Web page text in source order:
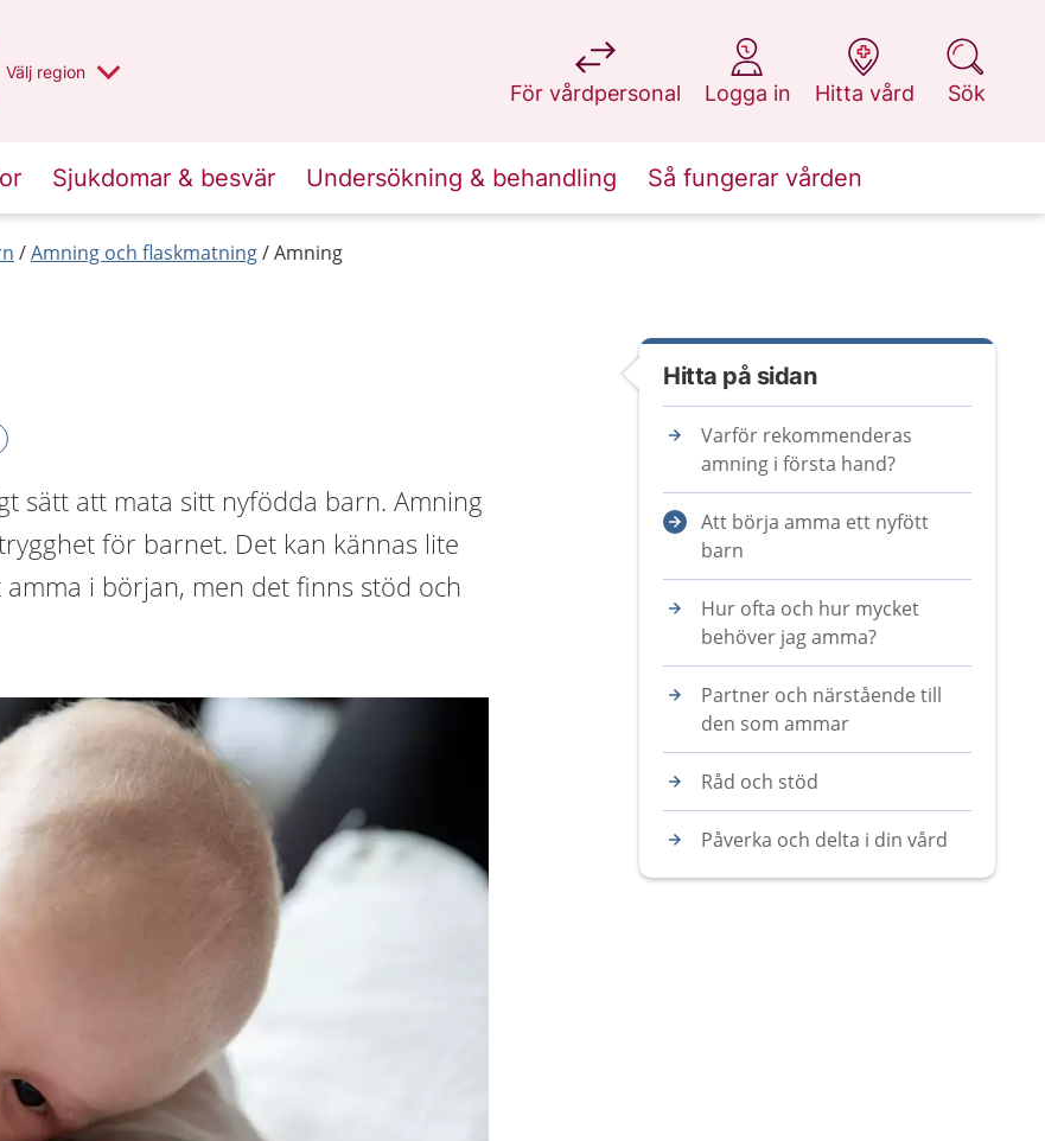
Du har valt region
Välj en annan
region
För vårdpersonal
på 1177.se
Logga in
på 1177.se
Hitta vård
på 1177.se
Sök
på 1177.se
Sjukdomar & besvär Undersökning & behandling Så fungerar vården
Amning och flaskmatning Amning
sätt att mata sitt nyfödda barn. Amning
för barnet. Det kan kännas lite
i början, men det finns stöd och
Hitta på sidan
Varför rekommenderas
amning i första hand?
Att börja amma ett nyfött
barn
Hur ofta och hur mycket
behöver jag amma?
Partner och närstående till
den som ammar
Råd och stöd
Påverka och delta i din vård